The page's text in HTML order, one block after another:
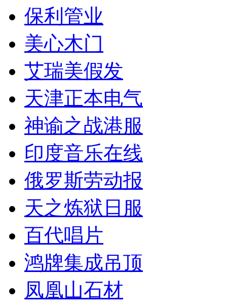
保利管业
美心木门
艾瑞美假发
天津正本电气
神谕之战港服
印度音乐在线
俄罗斯劳动报
天之炼狱日服
百代唱片
鸿牌集成吊顶
凤凰山石材